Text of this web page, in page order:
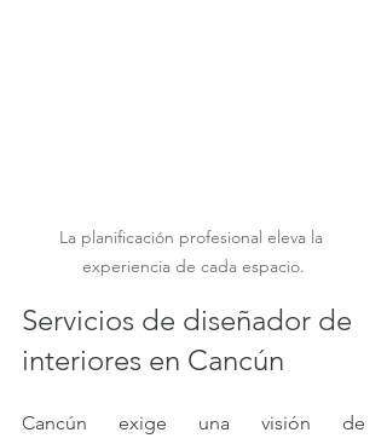
La planificación profesional eleva la
experiencia de cada espacio.
Servicios de diseñador de
interiores en Cancún
Cancún exige una visión de